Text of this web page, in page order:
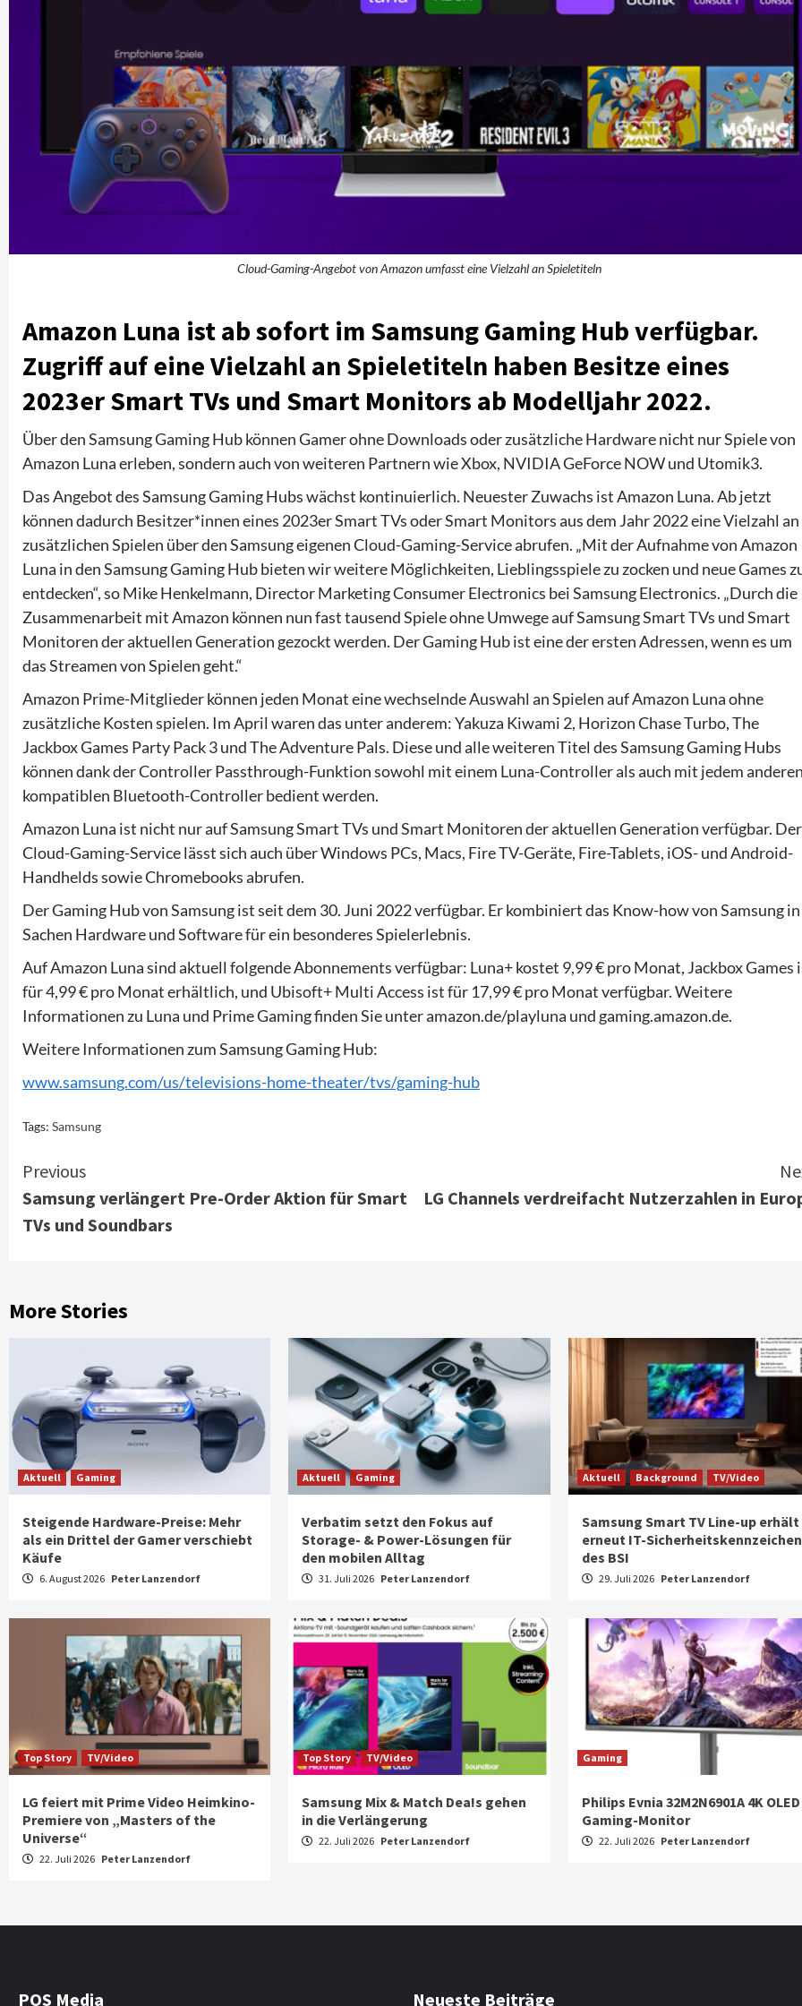
Cloud-Gaming-Angebot von Amazon umfasst eine Vielzahl an Spieletiteln
Amazon Luna ist ab sofort im Samsung Gaming Hub verfügbar.
Zugriff auf eine Vielzahl an Spieletiteln haben Besitze eines
2023er Smart TVs und Smart Monitors ab Modelljahr 2022.
Über den Samsung Gaming Hub können Gamer ohne Downloads oder zusätzliche Hardware nicht nur Spiele von
Amazon Luna erleben, sondern auch von weiteren Partnern wie Xbox, NVIDIA GeForce NOW und Utomik3.
Das Angebot des Samsung Gaming Hubs wächst kontinuierlich. Neuester Zuwachs ist Amazon Luna. Ab jetzt
können dadurch Besitzer*innen eines 2023er Smart TVs oder Smart Monitors aus dem Jahr 2022 eine Vielzahl an
zusätzlichen Spielen über den Samsung eigenen Cloud-Gaming-Service abrufen. „Mit der Aufnahme von Amazon
Luna in den Samsung Gaming Hub bieten wir weitere Möglichkeiten, Lieblingsspiele zu zocken und neue Games
entdecken“, so Mike Henkelmann, Director Marketing Consumer Electronics bei Samsung Electronics. „Durch die
Zusammenarbeit mit Amazon können nun fast tausend Spiele ohne Umwege auf Samsung Smart TVs und Smart
Monitoren der aktuellen Generation gezockt werden. Der Gaming Hub ist eine der ersten Adressen, wenn es um
das Streamen von Spielen geht.“
Amazon Prime-Mitglieder können jeden Monat eine wechselnde Auswahl an Spielen auf Amazon Luna ohne
zusätzliche Kosten spielen. Im April waren das unter anderem: Yakuza Kiwami 2, Horizon Chase Turbo, The
Jackbox Games Party Pack 3 und The Adventure Pals. Diese und alle weiteren Titel des Samsung Gaming Hubs
können dank der Controller Passthrough-Funktion sowohl mit einem Luna-Controller als auch mit jedem anderen
kompatiblen Bluetooth-Controller bedient werden.
Amazon Luna ist nicht nur auf Samsung Smart TVs und Smart Monitoren der aktuellen Generation verfügbar. Der
Cloud-Gaming-Service lässt sich auch über Windows PCs, Macs, Fire TV-Geräte, Fire-Tablets, iOS- und Android-
Handhelds sowie Chromebooks abrufen.
Der Gaming Hub von Samsung ist seit dem 30. Juni 2022 verfügbar. Er kombiniert das Know-how von Samsung in
Sachen Hardware und Software für ein besonderes Spielerlebnis.
Auf Amazon Luna sind aktuell folgende Abonnements verfügbar: Luna+ kostet 9,99 € pro Monat, Jackbox Games
für 4,99 € pro Monat erhältlich, und Ubisoft+ Multi Access ist für 17,99 € pro Monat verfügbar. Weitere
Informationen zu Luna und Prime Gaming finden Sie unter amazon.de/playluna und gaming.amazon.de.
Weitere Informationen zum Samsung Gaming Hub:
www.samsung.com/us/televisions-home-theater/tvs/gaming-hub
Tags: Samsung
Continue
Reading
Previous
Samsung verlängert Pre-Order Aktion für Smart
TVs und Soundbars
LG Channels verdreifacht Nutzerzahlen in
More Stories
Aktuell Gaming
Steigende Hardware-Preise: Mehr
als ein Drittel der Gamer verschiebt
Käufe
6. August 2026 Peter Lanzendorf
Aktuell Gaming
Verbatim setzt den Fokus auf
Storage- & Power-Lösungen für
den mobilen Alltag
31. Juli 2026 Peter Lanzendorf
Aktuell Background TV/Video
Samsung Smart TV Line-up erhält
erneut IT-Sicherheitskennzeichen
des BSI
29. Juli 2026 Peter Lanzendorf
Top Story TV/Video
LG feiert mit Prime Video Heimkino-
Premiere von „Masters of the
Universe“
22. Juli 2026 Peter Lanzendorf
Top Story TV/Video
Samsung Mix & Match Dea!s gehen
in die Verlängerung
22. Juli 2026 Peter Lanzendorf
Gaming
Philips Evnia 32M2N6901A 4K OLED
Gaming-Monitor
22. Juli 2026 Peter Lanzendorf
POS Media Neueste Beiträge